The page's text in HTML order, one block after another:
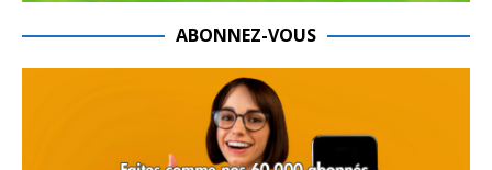
ABONNEZ-VOUS